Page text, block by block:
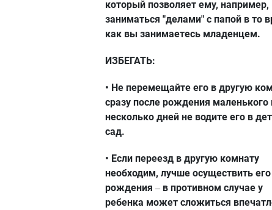
который позволяет ему, например,
заниматься "делами" с папой в то
как вы занимаетесь младенцем.
ИЗБЕГАТЬ:
• Не перемещайте его в другую
сразу после рождения маленького
несколько дней не водите его в
сад.
• Если переезд в другую комнату
необходим, лучше осуществить
рождения – в противном случае у
ребенка может сложиться